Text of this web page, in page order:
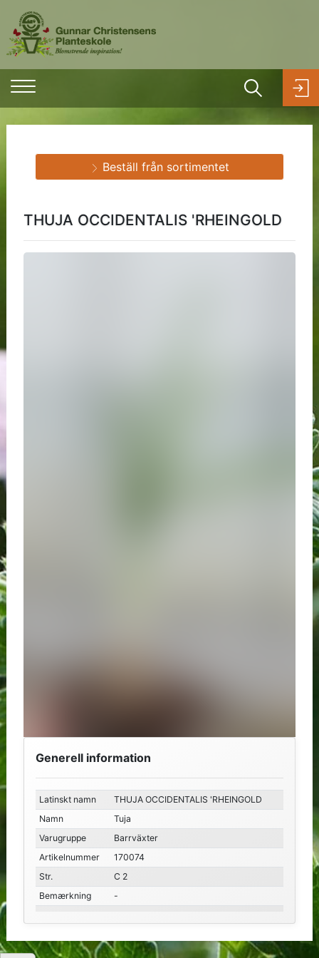
THUJA OCCIDENTALIS 'RHEINGOLD
Generell information
Latinskt namn
THUJA OCCIDENTALIS 'RHEINGOLD
Namn
Tuja
Varugruppe
Barrväxter
Artikelnummer
170074
Str.
C 2
Bemærkning
-
Beställ från sortimentet